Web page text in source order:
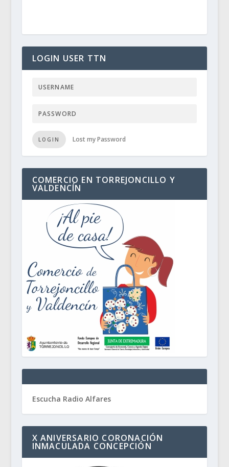
LOGIN USER TTN
LOGIN Lost my Password
COMERCIO EN TORREJONCILLO Y
VALDENCÍN
Escucha Radio Alfares
X ANIVERSARIO CORONACIÓN
INMACULADA CONCEPCIÓN